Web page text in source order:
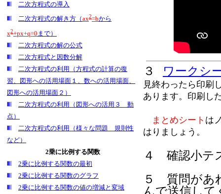
二次方程式の導入
二次方程式の解き方（ax2=bから
x2+px+q=0 まで）
二次方程式の解の公式
二次方程式と因数分解
二次方程式の利用（方程式の計算の復
習、図形への活用場面１、数への活用場面、
図形への活用場面２）
二次方程式の利用（図形への活用３ 動
点）
二次方程式の利用（様々な問題 規則性
など）
2乗に比例する関数
2乗に比例する関数の最初
2乗に比例する関数のグラフ
2乗に比例する関数の値の増減と変域
３ ワークシ
見終わったら印刷
あります。印刷し
まとめシート は
はりましょう。
４ 確認小
５ 質問があ
んで送信して